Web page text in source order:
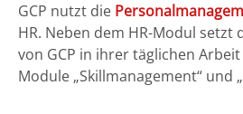
GCP nutzt die
HR. Neben dem HR-Modul setzt
von GCP in ihrer täglichen
Module „Skillmanagement“ und